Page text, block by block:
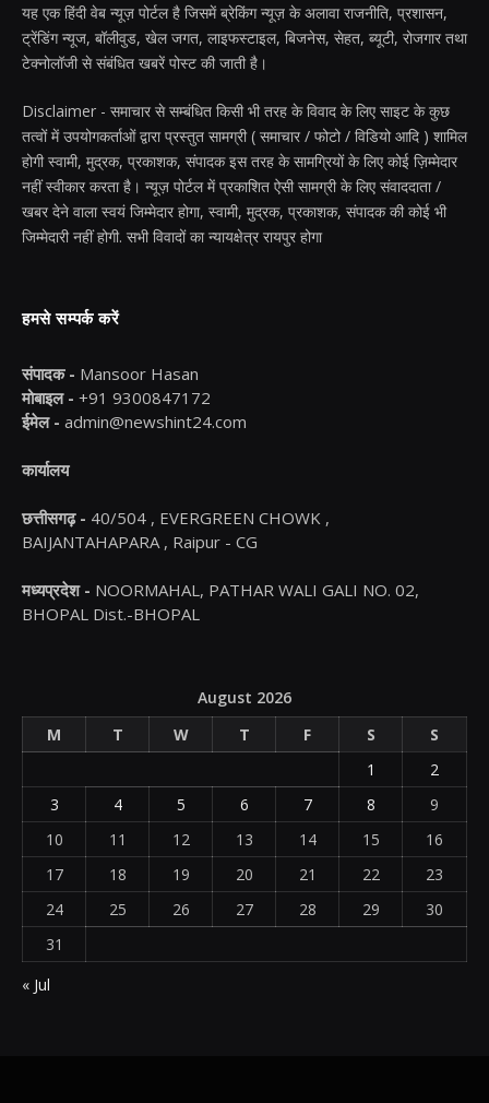
यह एक हिंदी वेब न्यूज़ पोर्टल है जिसमें ब्रेकिंग न्यूज़ के अलावा राजनीति, प्रशासन,
ट्रेंडिंग न्यूज, बॉलीवुड, खेल जगत, लाइफस्टाइल, बिजनेस, सेहत, ब्यूटी, रोजगार तथा
टेक्नोलॉजी से संबंधित खबरें पोस्ट की जाती है।
Disclaimer - समाचार से सम्बंधित किसी भी तरह के विवाद के लिए साइट के कुछ
तत्वों में उपयोगकर्ताओं द्वारा प्रस्तुत सामग्री ( समाचार / फोटो / विडियो आदि ) शामिल
होगी स्वामी, मुद्रक, प्रकाशक, संपादक इस तरह के सामग्रियों के लिए कोई ज़िम्मेदार
नहीं स्वीकार करता है। न्यूज़ पोर्टल में प्रकाशित ऐसी सामग्री के लिए संवाददाता /
खबर देने वाला स्वयं जिम्मेदार होगा, स्वामी, मुद्रक, प्रकाशक, संपादक की कोई भी
जिम्मेदारी नहीं होगी. सभी विवादों का न्यायक्षेत्र रायपुर होगा
हमसे सम्पर्क करें
संपादक - Mansoor Hasan
मोबाइल - +91 9300847172
ईमेल - admin@newshint24.com
कार्यालय
छत्तीसगढ़ - 40/504 , EVERGREEN CHOWK ,
BAIJANTAHAPARA , Raipur - CG
मध्यप्रदेश - NOORMAHAL, PATHAR WALI GALI NO. 02,
BHOPAL Dist.-BHOPAL
August 2026
M
T W T F S
S
1
2
3
4 5 6 7 8
9
10
11 12 13 14 15
16
17
18 19 20 21 22
23
24
25 26 27 28 29
30
31
« Jul